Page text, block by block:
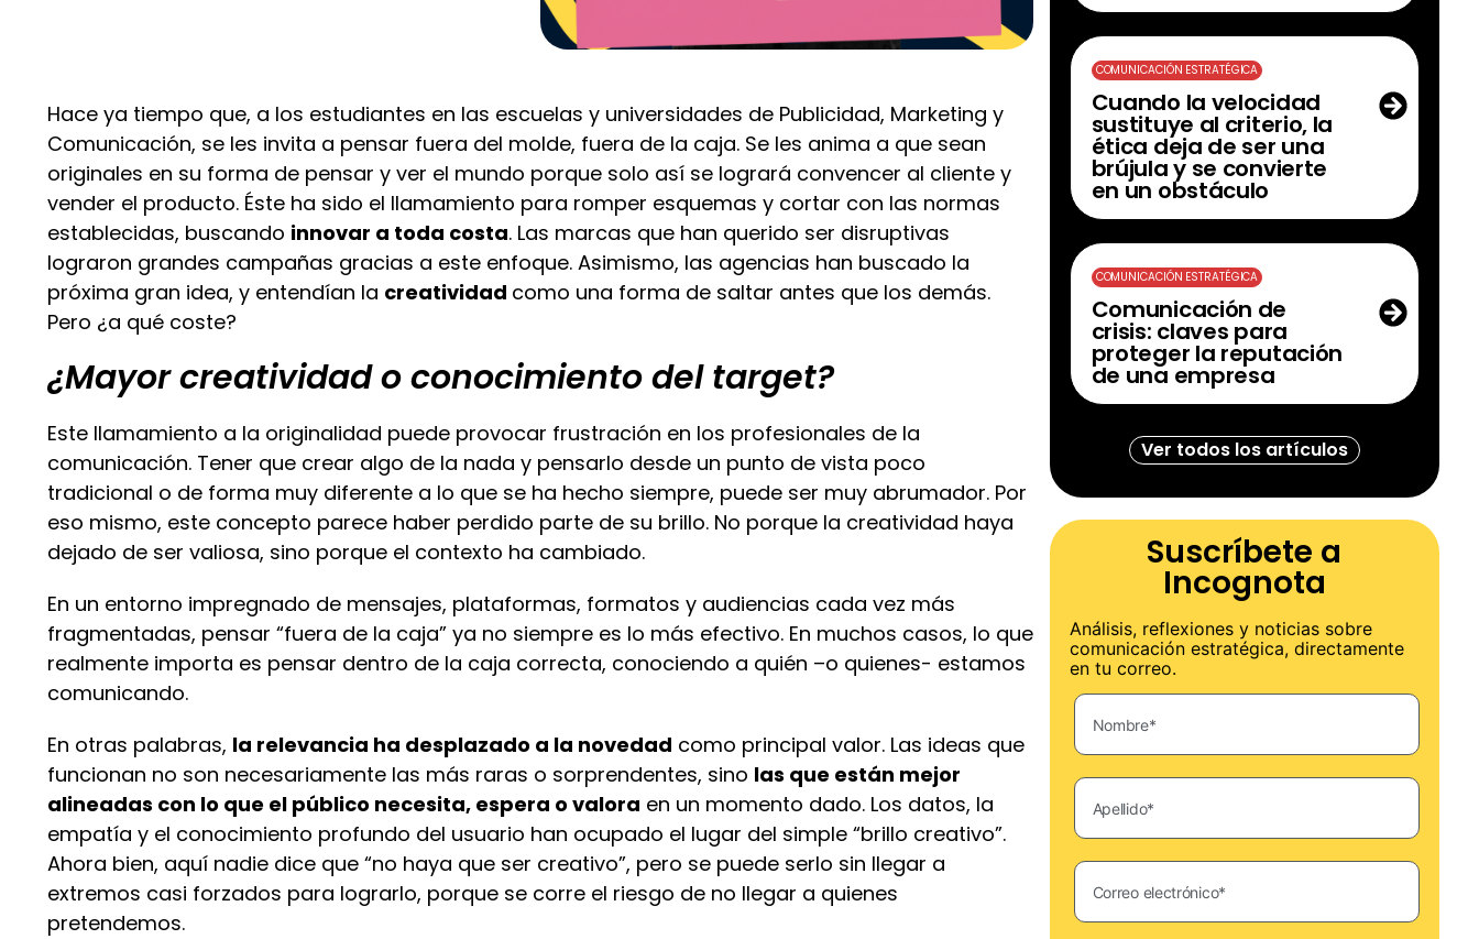
Hace ya tiempo que, a los estudiantes en las escuelas y universidades de Publicidad, Marketing y
Comunicación, se les invita a pensar fuera del molde, fuera de la caja. Se les anima a que sean
originales en su forma de pensar y ver el mundo porque solo así se logrará convencer al cliente y
vender el producto. Éste ha sido el llamamiento para romper esquemas y cortar con las normas
establecidas, buscando innovar a toda costa. Las marcas que han querido ser disruptivas
lograron grandes campañas gracias a este enfoque. Asimismo, las agencias han buscado la
próxima gran idea, y entendían la creatividad como una forma de saltar antes que los demás.
Pero ¿a qué coste?
¿Mayor creatividad o conocimiento del target?
Este llamamiento a la originalidad puede provocar frustración en los profesionales de la
comunicación. Tener que crear algo de la nada y pensarlo desde un punto de vista poco
tradicional o de forma muy diferente a lo que se ha hecho siempre, puede ser muy abrumador. Por
eso mismo, este concepto parece haber perdido parte de su brillo. No porque la creatividad haya
dejado de ser valiosa, sino porque el contexto ha cambiado.
En un entorno impregnado de mensajes, plataformas, formatos y audiencias cada vez más
fragmentadas, pensar “fuera de la caja” ya no siempre es lo más efectivo. En muchos casos, lo que
realmente importa es pensar dentro de la caja correcta, conociendo a quién –o quienes- estamos
comunicando.
En otras palabras, la relevancia ha desplazado a la novedad como principal valor. Las ideas que
funcionan no son necesariamente las más raras o sorprendentes, sino las que están mejor
alineadas con lo que el público necesita, espera o valora en un momento dado. Los datos, la
empatía y el conocimiento profundo del usuario han ocupado el lugar del simple “brillo creativo”.
Ahora bien, aquí nadie dice que “no haya que ser creativo”, pero se puede serlo sin llegar a
extremos casi forzados para lograrlo, porque se corre el riesgo de no llegar a quienes
pretendemos.
COMUNICACIÓN ESTRATÉGICA
Cuando la velocidad
sustituye al criterio, la
ética deja de ser una
brújula y se convierte
en un obstáculo
COMUNICACIÓN ESTRATÉGICA
Comunicación de
crisis: claves para
proteger la reputación
de una empresa
Ver todos los artículos
Suscríbete a
Incognota
Análisis, reflexiones y noticias sobre
comunicación estratégica, directamente
en tu correo.